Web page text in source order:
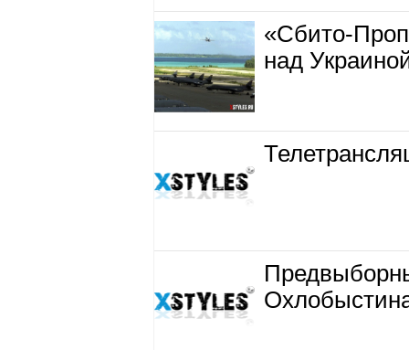
«Сбито-
над